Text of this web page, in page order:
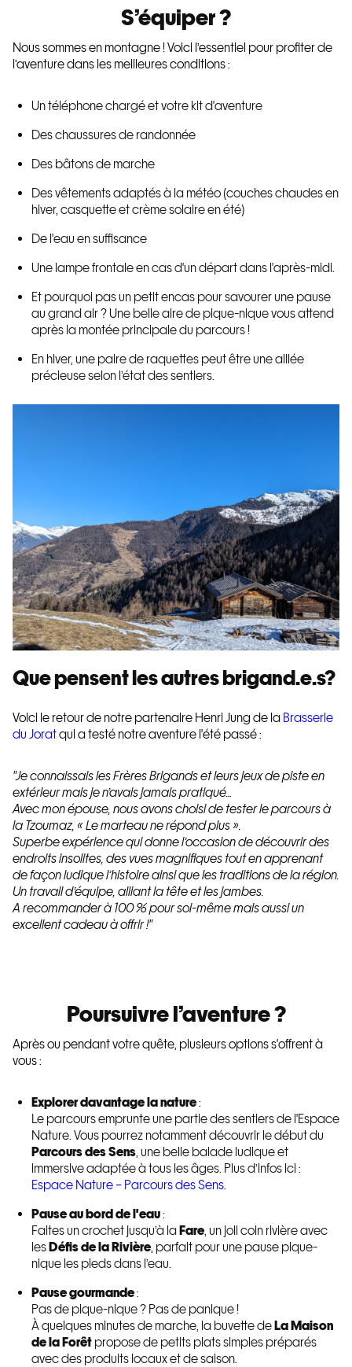
S’équiper ?
Nous sommes en montagne ! Voici l’essentiel pour profiter de
l’aventure dans les meilleures conditions :
Un téléphone chargé et votre kit d'aventure
Des chaussures de randonnée
Des bâtons de marche
Des vêtements adaptés à la météo (couches chaudes en
hiver, casquette et crème solaire en été)
De l'eau en suffisance
Une lampe frontale en cas d'un départ dans l'après-midi.
Et pourquoi pas un petit encas pour savourer une pause
au grand air ? Une belle aire de pique-nique vous attend
après la montée principale du parcours !
En hiver, une paire de raquettes peut être une alliée
précieuse selon l’état des sentiers.
Que pensent les autres brigand.e.s?
Voici le retour de notre partenaire Henri Jung de la Brasserie
du Joratqui a testé notre aventure l'été passé :
"Je connaissais les Frères Brigands et leurs jeux de piste en
extérieur mais je n’avais jamais pratiqué…
Avec mon épouse, nous avons choisi de tester le parcours à
la Tzoumaz, « Le marteau ne répond plus ».
Superbe expérience qui donne l’occasion de découvrir des
endroits insolites, des vues magnifiques tout en apprenant
de façon ludique l’histoire ainsi que les traditions de la région.
Un travail d’équipe, alliant la tête et les jambes.
A recommander à 100 % pour soi-même mais aussi un
excellent cadeau à offrir !"
Poursuivre l’aventure ?
Après ou pendant votre quête, plusieurs options s'offrent à
vous :
Explorer davantage la nature:
Le parcours emprunte une partie des sentiers de l'Espace
Nature. Vous pourrez notamment découvrir le début du
Parcours des Sens, une belle balade ludique et
immersive adaptée à tous les âges. Plus d’infos ici :
Espace Nature – Parcours des Sens.
Pause au bord de l'eau:
Faites un crochet jusqu’à laFare, un joli coin rivière avec
lesDéfis de la Rivière, parfait pour une pause pique-
nique les pieds dans l’eau.
Pause gourmande:
Pas de pique-nique ? Pas de panique !
À quelques minutes de marche, la buvette deLa Maison
de la Forêt propose de petits plats simples préparés
avec des produits locaux et de saison.